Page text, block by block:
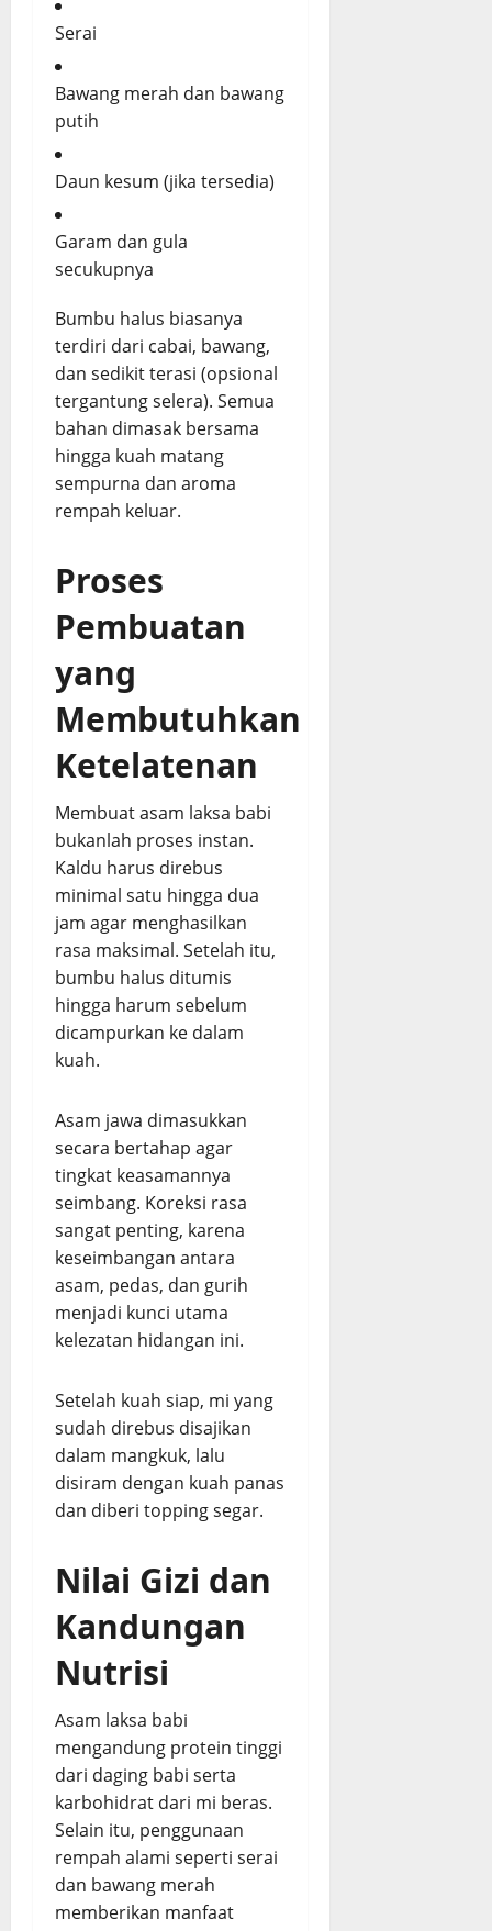
Serai
Bawang merah dan bawang
putih
Daun kesum (jika tersedia)
Garam dan gula
secukupnya
Bumbu halus biasanya
terdiri dari cabai, bawang,
dan sedikit terasi (opsional
tergantung selera). Semua
bahan dimasak bersama
hingga kuah matang
sempurna dan aroma
rempah keluar.
Proses
Pembuatan
yang
Membutuhkan
Ketelatenan
Membuat asam laksa babi
bukanlah proses instan.
Kaldu harus direbus
minimal satu hingga dua
jam agar menghasilkan
rasa maksimal. Setelah itu,
bumbu halus ditumis
hingga harum sebelum
dicampurkan ke dalam
kuah.
Asam jawa dimasukkan
secara bertahap agar
tingkat keasamannya
seimbang. Koreksi rasa
sangat penting, karena
keseimbangan antara
asam, pedas, dan gurih
menjadi kunci utama
kelezatan hidangan ini.
Setelah kuah siap, mi yang
sudah direbus disajikan
dalam mangkuk, lalu
disiram dengan kuah panas
dan diberi topping segar.
Nilai Gizi dan
Kandungan
Nutrisi
Asam laksa babi
mengandung protein tinggi
dari daging babi serta
karbohidrat dari mi beras.
Selain itu, penggunaan
rempah alami seperti serai
dan bawang merah
memberikan manfaat